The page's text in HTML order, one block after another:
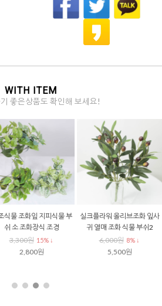
WITH ITEM
좋은상품도 확인해 보세요!
식물 조화잎 지피식물 부
쉬 소 조화장식 조경
3,300원 15% ↓
2,800원
실크플라워 올리브조화 잎사
귀 열매 조화 식물 부쉬2
6,000원 8% ↓
5,500원